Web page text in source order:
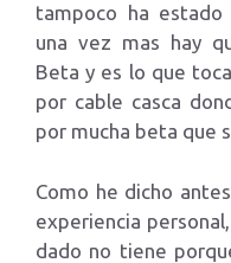
tampoco ha
una vez mas hay
Beta y es lo que
por cable casca
por mucha beta que
Como he dicho
experiencia
dado no tiene